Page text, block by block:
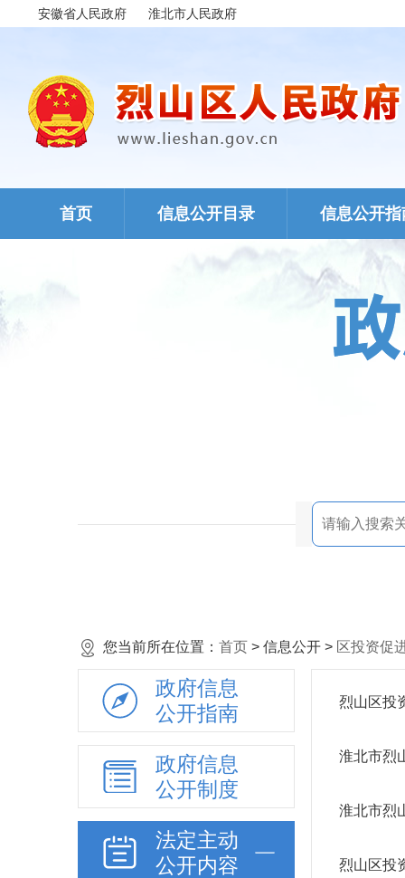
安徽省人民政府 淮北市人民政府
首页 信息公开目录 信息公开指
您当前所在位置： 首页 > 信息公开 > 区投资促
政府信息
公开指南
政府信息
公开制度
法定主动
公开内容
烈山区投
淮北市烈
淮北市烈
烈山区投